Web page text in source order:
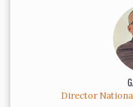
Director